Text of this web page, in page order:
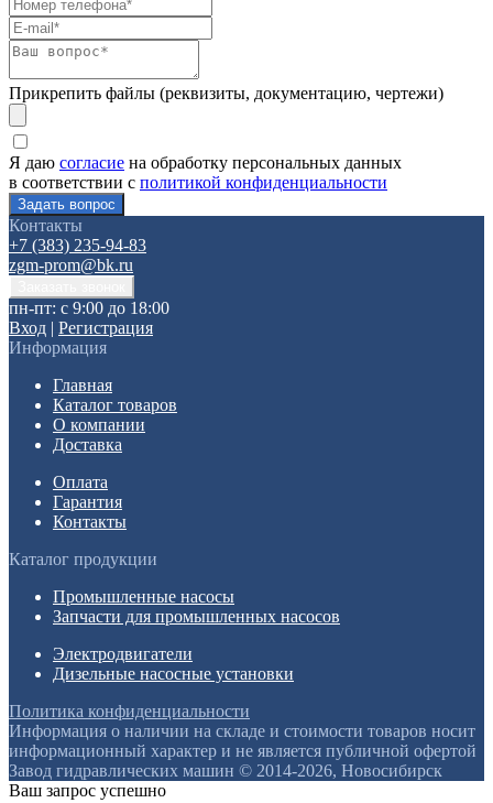
Прикрепить файлы (реквизиты, документацию, чертежи)
Я даю согласие на обработку персональных данных
в соответствии с политикой конфиденциальности
Контакты
+7 (383) 235-94-83
zgm-prom@bk.ru
пн-пт: с 9:00 до 18:00
Вход | Регистрация
Информация
Главная
Каталог товаров
О компании
Доставка
Оплата
Гарантия
Контакты
Каталог продукции
Промышленные насосы
Запчасти для промышленных насосов
Электродвигатели
Дизельные насосные установки
Политика конфиденциальности
Информация о наличии на складе и стоимости товаров носит
информационный характер и не является публичной офертой
Завод гидравлических машин © 2014-2026, Новосибирск
Ваш запрос успешно